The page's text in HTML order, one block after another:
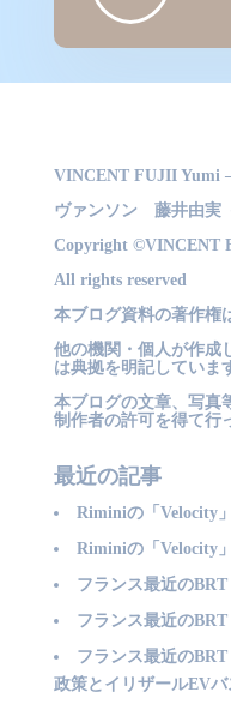
VINCENT FUJII Yumi
ヴァンソン 藤井由実
Copyright ©VINCENT
All rights reserved
本ブログ資料の著作権
他の機関・個人が作成
は典拠を明記していま
本ブログの文章、写真
制作者の許可を得て行
最近の記事
Riminiの「Velocity
Riminiの「Velocity
フランス最近の
フランス最近の
フランス最近の
政策とイリザールEVバ